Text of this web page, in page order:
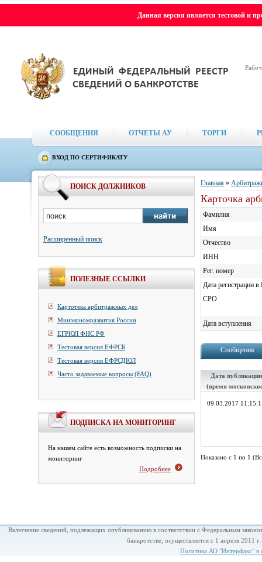
Данная версия является тестовой и
ВХОД ПО СЕРТИФИКАТУ
СООБЩЕНИЯ ОТЧЕТЫ АУ ТОРГИ
ПОИСК ДОЛЖНИКОВ
Расширенный поиск
ПОЛЕЗНЫЕ ССЫЛКИ
Картотека арбитражных дел
Минэкономразвития России
ЕГРЮЛ ФНС РФ
Тестовая версия ЕФРСБ
Тестовая версия ЕФРСДЮЛ
Часто задаваемые вопросы (FAQ)
ПОДПИСКА НА МОНИТОРИНГ
На нашем сайте есть возможность подписки на
мониторинг
Подробнее
Главная »
Карточка
Фамилия
Имя
Отчество
ИНН
Рег. номер
Дата регистрации в
СРО
Дата вступления
Сообщения
Дата публикации
(время
09.03.2017
Показано с 1 по 1
Включение сведений, подлежащих опубликованию в соответствии с Федеральным
банкротстве, осуществляется с 1 апреля
Политика АО "Интерфакс" в